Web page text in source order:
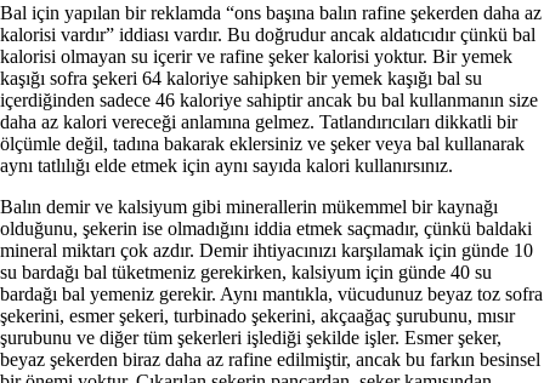
Bal için yapılan bir reklamda “ons başına balın rafine şekerden daha az
kalorisi vardır” iddiası vardır. Bu doğrudur ancak aldatıcıdır çünkü bal
kalorisi olmayan su içerir ve rafine şeker kalorisi yoktur. Bir yemek
kaşığı sofra şekeri 64 kaloriye sahipken bir yemek kaşığı bal su
içerdiğinden sadece 46 kaloriye sahiptir ancak bu bal kullanmanın size
daha az kalori vereceği anlamına gelmez. Tatlandırıcıları dikkatli bir
ölçümle değil, tadına bakarak eklersiniz ve şeker veya bal kullanarak
aynı tatlılığı elde etmek için aynı sayıda kalori kullanırsınız.
Balın demir ve kalsiyum gibi minerallerin mükemmel bir kaynağı
olduğunu, şekerin ise olmadığını iddia etmek saçmadır, çünkü baldaki
mineral miktarı çok azdır. Demir ihtiyacınızı karşılamak için günde 10
su bardağı bal tüketmeniz gerekirken, kalsiyum için günde 40 su
bardağı bal yemeniz gerekir. Aynı mantıkla, vücudunuz beyaz toz sofra
şekerini, esmer şekeri, turbinado şekerini, akçaağaç şurubunu, mısır
şurubunu ve diğer tüm şekerleri işlediği şekilde işler. Esmer şeker,
beyaz şekerden biraz daha az rafine edilmiştir, ancak bu farkın besinsel